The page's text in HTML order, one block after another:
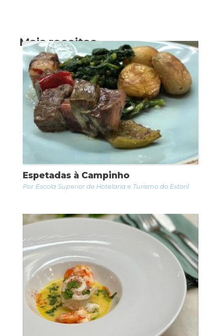
Mais receitas
Espetadas à Campinho
Escola Superior de Hotelaria e Turismo do Estoril